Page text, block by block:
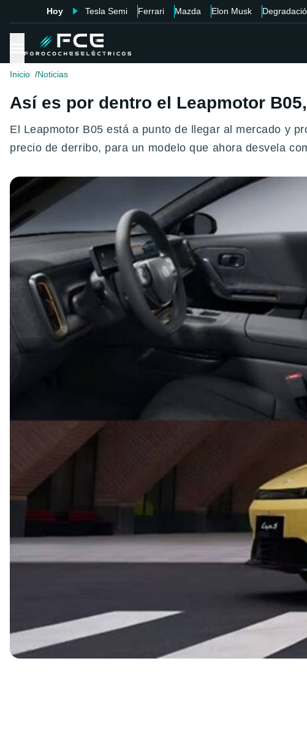
Hoy Tesla Semi Ferrari Mazda Elon Musk
Inicio Noticias
Así es por dentro el Leapmotor
El Leapmotor B05 está a punto de llegar al mercado y
precio de derribo, para un modelo que ahora desvela